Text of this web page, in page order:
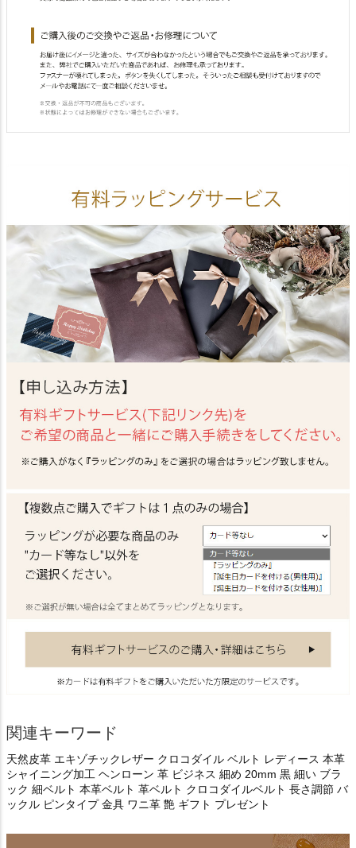
関連キーワード
天然皮革 エキゾチックレザー クロコダイル ベルト レディース 本革
シャイニング加工 ヘンローン 革 ビジネス 細め 20mm 黒 細い ブラ
ック 細ベルト 本革ベルト 革ベルト クロコダイルベルト 長さ調節 バ
ックル ピンタイプ 金具 ワニ革 艶 ギフト プレゼント